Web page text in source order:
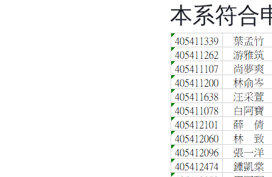
本系符合